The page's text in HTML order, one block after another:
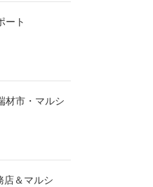
ート
材市・マルシ
店＆マルシ